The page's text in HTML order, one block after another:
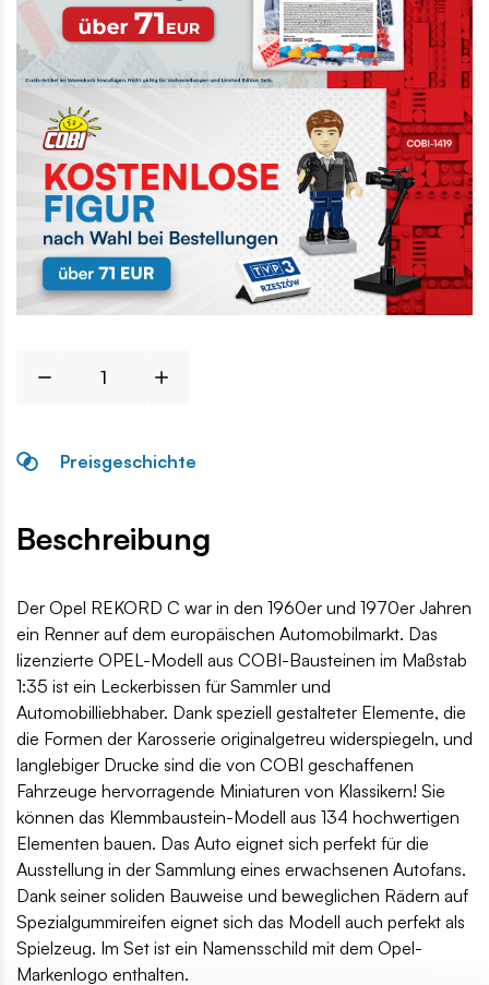
Preisgeschichte
Beschreibung
Der Opel REKORD C war in den 1960er und 1970er Jahren
ein Renner auf dem europäischen Automobilmarkt. Das
lizenzierte OPEL-Modell aus COBI-Bausteinen im Maßstab
1:35 ist ein Leckerbissen für Sammler und
Automobilliebhaber. Dank speziell gestalteter Elemente, die
die Formen der Karosserie originalgetreu widerspiegeln, und
langlebiger Drucke sind die von COBI geschaffenen
Fahrzeuge hervorragende Miniaturen von Klassikern! Sie
können das Klemmbaustein-Modell aus 134 hochwertigen
Elementen bauen. Das Auto eignet sich perfekt für die
Ausstellung in der Sammlung eines erwachsenen Autofans.
Dank seiner soliden Bauweise und beweglichen Rädern auf
Spezialgummireifen eignet sich das Modell auch perfekt als
Spielzeug. Im Set ist ein Namensschild mit dem Opel-
Markenlogo enthalten.